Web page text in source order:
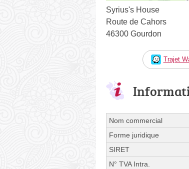
Syrius's House
Route de Cahors
46300 Gourdon
Trajet
Nom commercial
Forme juridique
SIRET
N° TVA Intra.